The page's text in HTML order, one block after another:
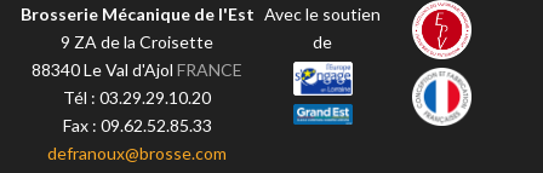
Brosserie Mécanique de l'Est
9 ZA de la Croisette
88340Le Val d'Ajol FRANCE
Tél :03.29.29.10.20
Fax : 09.62.52.85.33
defranoux@brosse.com
Avec le soutien
de